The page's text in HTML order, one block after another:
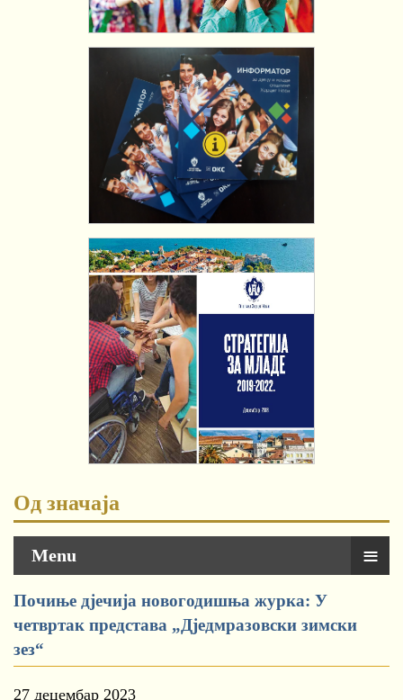
Од значаја
Menu ≡
Почиње дјечија новогодишња журка: У
четвртак представа „Дједмразовски зимски
зез“
27 децембар 2023